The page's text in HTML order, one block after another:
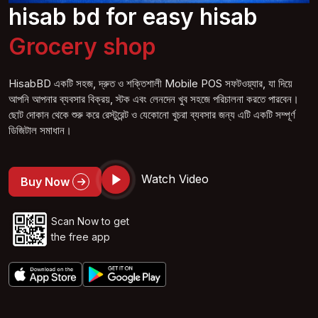
hisab bd for easy hisab
Grocery shop
HisabBD একটি সহজ, দ্রুত ও শক্তিশালী Mobile POS সফটওয়্যার, যা দিয়ে
আপনি আপনার ব্যবসার বিক্রয়, স্টক এবং লেনদেন খুব সহজে পরিচালনা করতে পারবেন।
ছোট দোকান থেকে শুরু করে রেস্টুরেন্ট ও যেকোনো খুচরা ব্যবসার জন্য এটি একটি সম্পূর্ণ
ডিজিটাল সমাধান।
Buy Now Watch Video
Scan Now to get
the free app